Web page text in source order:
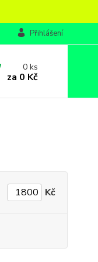
Přihlášení
0ks
za 0 Kč
Kč